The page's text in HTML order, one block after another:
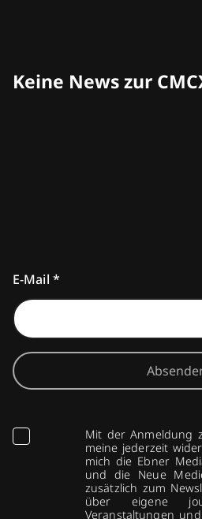
Keine News zur
E-Mail *
Mit der Anmeldung
meine jederzeit
mich die Ebner
und die Neue
zusätzlich zum
über eigene
Veranstaltungen